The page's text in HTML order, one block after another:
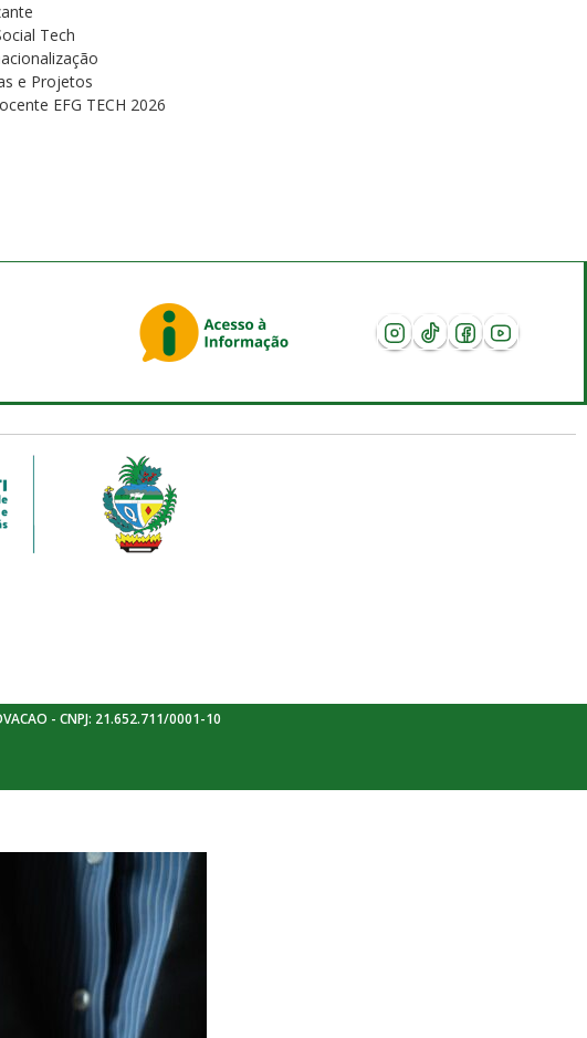
Tech
e Projetos
EFG TECH 2026
- CNPJ: 21.652.711/0001-10